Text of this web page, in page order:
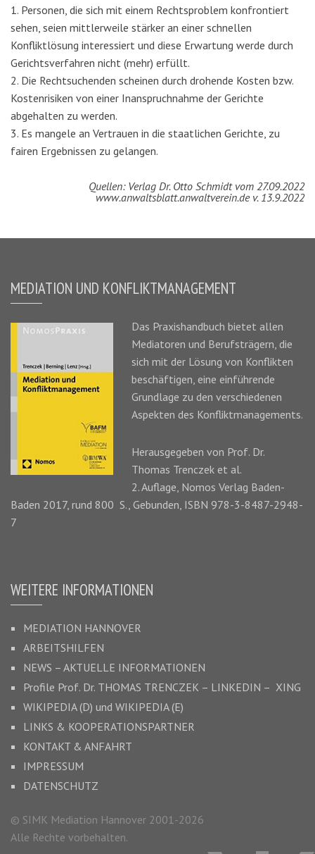
1. Personen, die sich mit einem Rechtsproblem konfrontiert
sehen, seien mittlerweile stärker an einer schnellen
Konfliktlösung interessiert und diese Erwartung werde durch
Gerichtsverfahren nicht (mehr) erfüllt.
2. Die Rechtsuchenden scheinen durch drohende Kosten bzw.
Kostenrisiken von einer Inanspruchnahme der Gerichte
abgehalten zu werden.
3. Es mangele an Vertrauen in die staatlichen Gerichte, zu
fairen Ergebnissen zu gelangen.
Quellen: Verlag Dr. Otto Schmidt vom 27.09.2022
www.anwaltsblatt.anwaltverein.de v. 13.9.2022
MEDIATION UND KONFLIKTMANAGEMENT
Das Praxishandbuch bietet allen
Mediatoren und Berufsträgern, die
sich mit der Lösung von Konflikten
beschäftigen, eine einführende
Grundlage zu den verschiedenen
Aspekten des Konfliktmanagements.
Herausgegeben von Prof. Dr.
Thomas Trenczek et al.
2. Auflage, Nomos Verlag Baden-
Baden 2017, rund 800 S., Gebunden, ISBN 978-3-8487-2948-
7
WEITERE INFORMATIONEN
MEDIATION HANNOVER
ARBEITSHILFEN
NEWS – AKTUELLE INFORMATIONEN
Profile Prof. Dr. THOMAS TRENCZEK– LINKEDIN – XING
WIKIPEDIA (D) und WIKIPEDIA (E)
LINKS & KOOPERATIONSPARTNER
KONTAKT & ANFAHRT
IMPRESSUM
DATENSCHUTZ
© SIMK Mediation Hannover 2001-2026
Alle Rechte vorbehalten.